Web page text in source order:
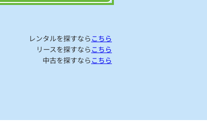
レンタルを探すなら こちら
リースを探すなら こちら
中古を探すなら こちら